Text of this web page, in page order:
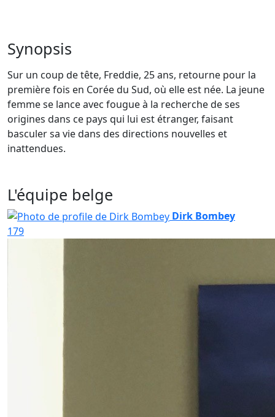
Synopsis
Sur un coup de tête, Freddie, 25 ans, retourne pour la
première fois en Corée du Sud, où elle est née. La jeune
femme se lance avec fougue à la recherche de ses
origines dans ce pays qui lui est étranger, faisant
basculer sa vie dans des directions nouvelles et
inattendues.
L'équipe belge
Dirk Bombey
179